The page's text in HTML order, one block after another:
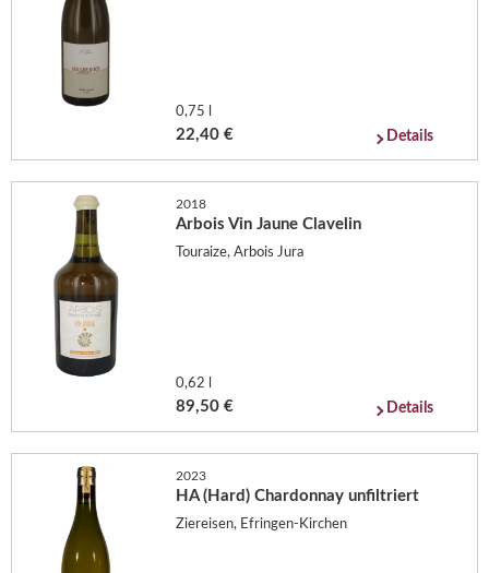
0,75 l
22,40 € Details
2018
Arbois Vin Jaune Clavelin
Touraize, Arbois Jura
0,62 l
89,50 € Details
2023
HA (Hard) Chardonnay unfiltriert
Ziereisen, Efringen-Kirchen